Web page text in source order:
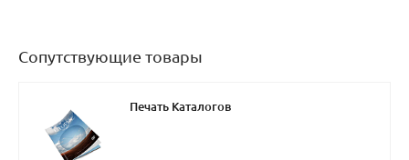
Сопутствующие товары
Печать Каталогов